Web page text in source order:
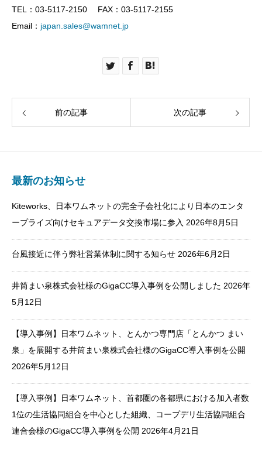
TEL：03-5117-2150 FAX：03-5117-2155
Email： japan.sales@wamnet.jp
前の記事 次の記事
最新のお知らせ
Kiteworks、日本ワムネットの完全子会社化により日本のエンタ
ープライズ向けセキュアデータ交換市場に参入 2026年8月5日
台風接近に伴う弊社営業体制に関する知らせ 2026年6月2日
井筒まい泉株式会社様のGigaCC導入事例を公開しました 2026年
5月12日
【導入事例】日本ワムネット、とんかつ専門店「とんかつ まい
泉」を展開する井筒まい泉株式会社様のGigaCC導入事例を公開
2026年5月12日
【導入事例】日本ワムネット、首都圏の各都県における加入者数
1位の生活協同組合を中心とした組織、コープデリ生活協同組合
連合会様のGigaCC導入事例を公開 2026年4月21日